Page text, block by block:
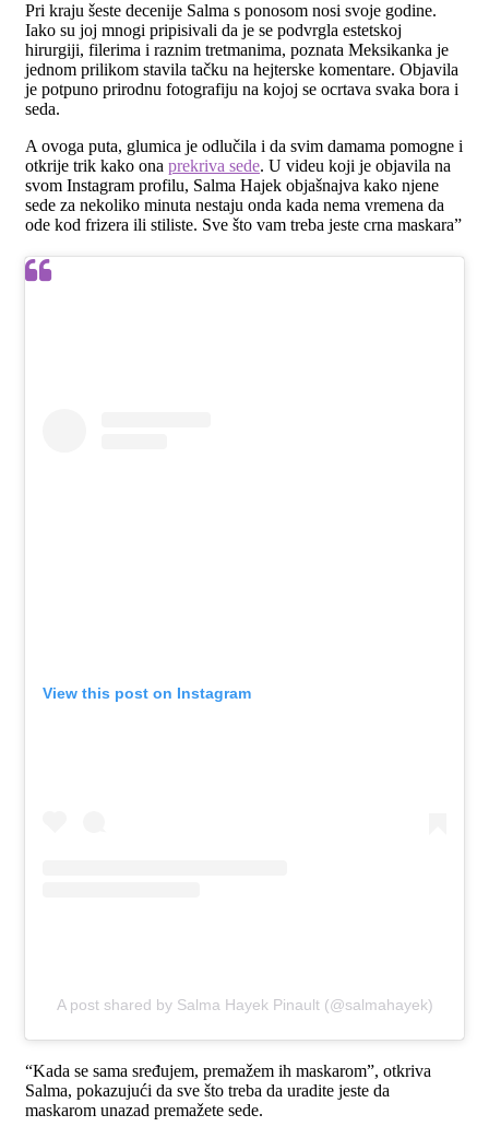
Pri kraju šeste decenije Salma s ponosom nosi svoje godine.
Iako su joj mnogi pripisivali da je se podvrgla estetskoj
hirurgiji, filerima i raznim tretmanima, poznata Meksikanka je
jednom prilikom stavila tačku na hejterske komentare. Objavila
je potpuno prirodnu fotografiju na kojoj se ocrtava svaka bora i
seda.
A ovoga puta, glumica je odlučila i da svim damama pomogne i
otkrije trik kako ona prekriva sede. U videu koji je objavila na
svom Instagram profilu, Salma Hajek objašnajva kako njene
sede za nekoliko minuta nestaju onda kada nema vremena da
ode kod frizera ili stiliste. Sve što vam treba jeste crna maskara”
View this post on Instagram
A post shared by Salma Hayek Pinault (@salmahayek)
“Kada se sama sređujem, premažem ih maskarom”, otkriva
Salma, pokazujući da sve što treba da uradite jeste da
maskarom unazad premažete sede.